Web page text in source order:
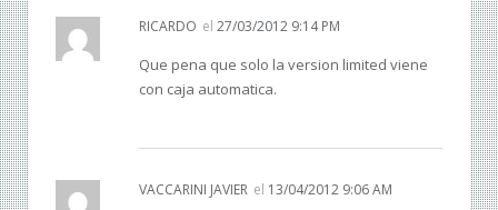
RICARDO el 27/03/2012 9:14 PM
Que pena que solo la version limited viene
con caja automatica.
VACCARINI JAVIER el 13/04/2012 9:06 AM